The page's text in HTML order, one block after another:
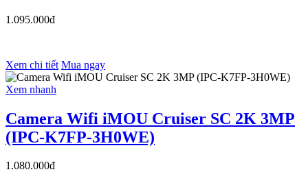
1.095.000đ
Xem chi tiết Mua ngay
Xem nhanh
Camera Wifi iMOU Cruiser SC 2K 3MP
(IPC-K7FP-3H0WE)
1.080.000đ